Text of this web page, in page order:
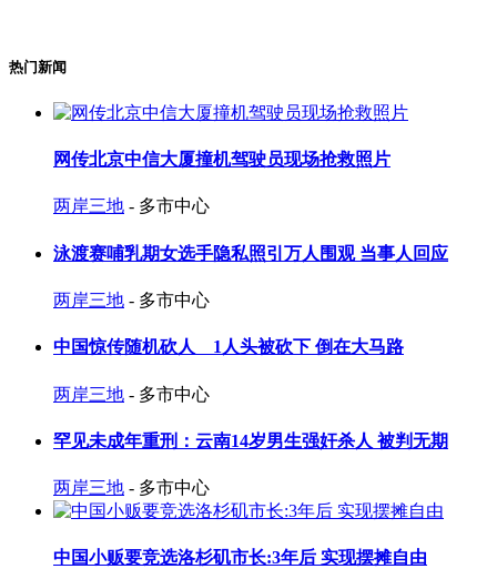
热门新闻
网传北京中信大厦撞机驾驶员现场抢救照片
两岸三地 - 多市中心
泳渡赛哺乳期女选手隐私照引万人围观 当事人回应
两岸三地 - 多市中心
中国惊传随机砍人 1人头被砍下 倒在大马路
两岸三地 - 多市中心
罕见未成年重刑：云南14岁男生强奸杀人 被判无期
两岸三地 - 多市中心
中国小贩要竞选洛杉矶市长:3年后 实现摆摊自由